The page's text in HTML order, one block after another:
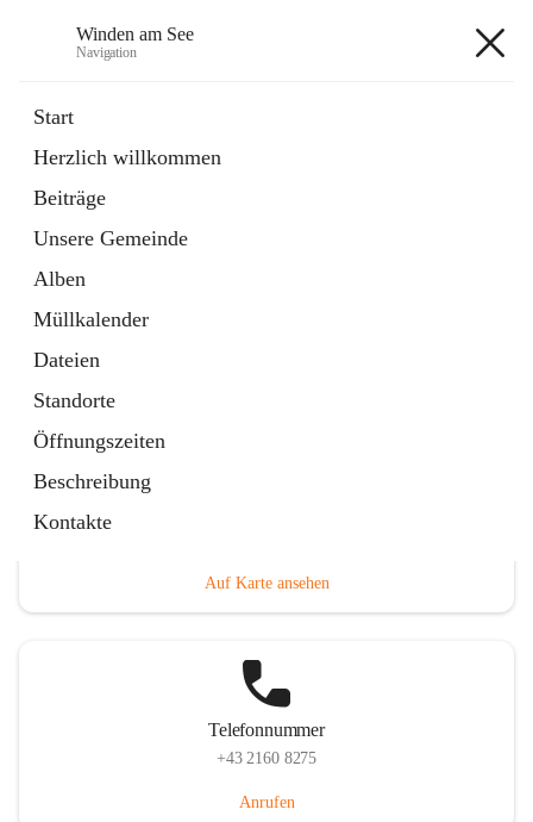
Winden am See
Navigation
Start
Herzlich willkommen
Beiträge
Unsere Gemeinde
Alben
Müllkalender
Dateien
Standorte
Öffnungszeiten
Beschreibung
Kontakte
Externe Webseite
in
Tab
Bebauungsplan
öffnet
in
neuem
Tab
Auf Karte ansehen
Telefonnummer
+43 2160 8275
Anrufen